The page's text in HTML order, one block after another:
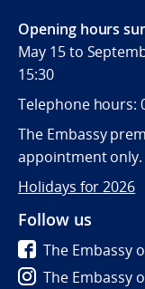
Opening hours
May 15 to
15:30
Telephone hours:
The Embassy
appointment only.
Holidays for 2026
Follow us
The Embassy
The Embassy